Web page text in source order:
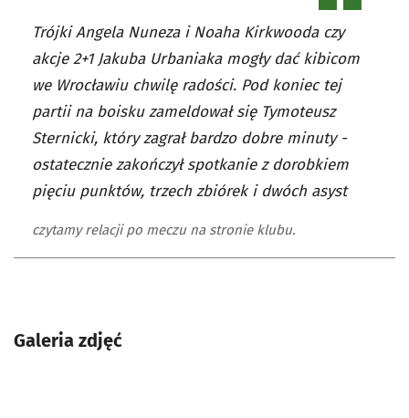
Trójki Angela Nuneza i Noaha Kirkwooda czy
akcje 2+1 Jakuba Urbaniaka mogły dać kibicom
we Wrocławiu chwilę radości. Pod koniec tej
partii na boisku zameldował się Tymoteusz
Sternicki, który zagrał bardzo dobre minuty -
ostatecznie zakończył spotkanie z dorobkiem
pięciu punktów, trzech zbiórek i dwóch asyst
czytamy relacji po meczu na stronie klubu.
Galeria zdjęć